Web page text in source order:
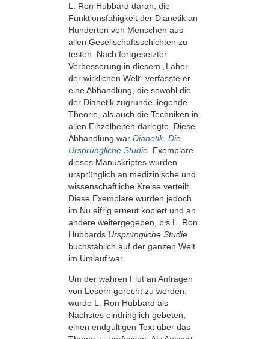
L. Ron Hubbard daran, die
Funktionsfähigkeit der Dianetik an
Hunderten von Menschen aus
allen Gesellschaftsschichten zu
testen. Nach fortgesetzter
Verbesserung in diesem „Labor
der wirklichen Welt“ verfasste er
eine Abhandlung, die sowohl die
der Dianetik zugrunde liegende
Theorie, als auch die Techniken in
allen Einzelheiten darlegte. Diese
Abhandlung war Dianetik: Die
Ursprüngliche Studie. Exemplare
dieses Manuskriptes wurden
ursprünglich an medizinische und
wissenschaftliche Kreise verteilt.
Diese Exemplare wurden jedoch
im Nu eifrig erneut kopiert und an
andere weitergegeben, bis L. Ron
Hubbards Ursprüngliche Studie
buchstäblich auf der ganzen Welt
im Umlauf war.
Um der wahren Flut an Anfragen
von Lesern gerecht zu werden,
wurde L. Ron Hubbard als
Nächstes eindringlich gebeten,
einen endgültigen Text über das